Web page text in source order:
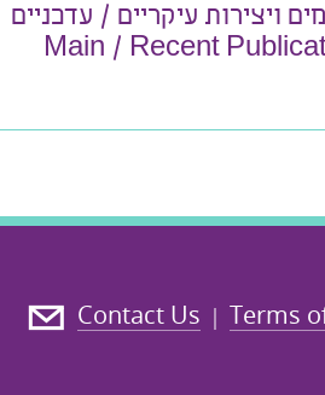
ויצירות עיקריים / עדכניים
Main / Recent
Terms
|
Contact Us